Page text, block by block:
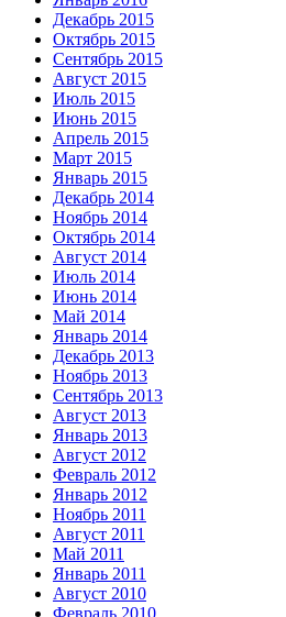
Декабрь 2015
Октябрь 2015
Сентябрь 2015
Август 2015
Июль 2015
Июнь 2015
Апрель 2015
Март 2015
Январь 2015
Декабрь 2014
Ноябрь 2014
Октябрь 2014
Август 2014
Июль 2014
Июнь 2014
Май 2014
Январь 2014
Декабрь 2013
Ноябрь 2013
Сентябрь 2013
Август 2013
Январь 2013
Август 2012
Февраль 2012
Январь 2012
Ноябрь 2011
Август 2011
Май 2011
Январь 2011
Август 2010
Февраль 2010